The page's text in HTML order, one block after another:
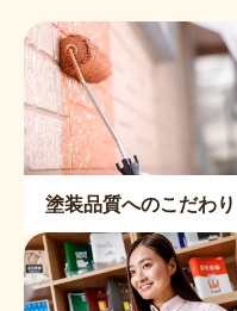
塗装品質へのこだわり